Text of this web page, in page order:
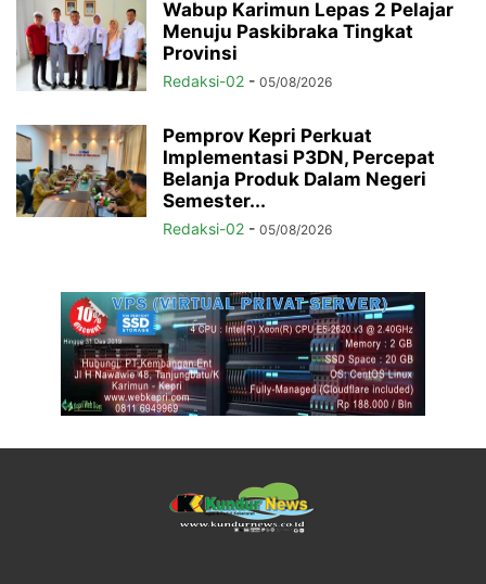
Wabup Karimun Lepas 2 Pelajar
Menuju Paskibraka Tingkat
Provinsi
Redaksi-02 - 05/08/2026
Pemprov Kepri Perkuat
Implementasi P3DN, Percepat
Belanja Produk Dalam Negeri
Semester...
Redaksi-02 - 05/08/2026